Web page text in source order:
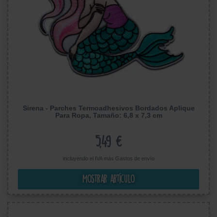
Sirena - Parches Termoadhesivos Bordados Aplique
Para Ropa, Tamaño: 6,8 x 7,3 cm
5,49 €
incluyendo el IVA más Gastos de envío
Mostrar artículo